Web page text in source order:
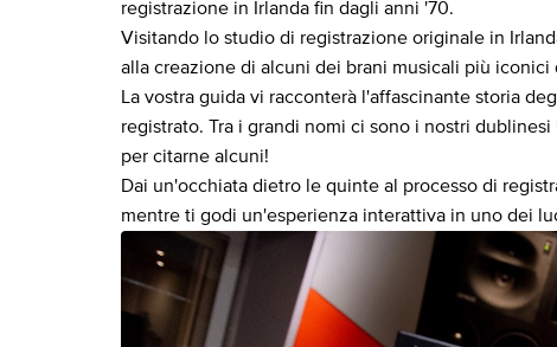
registrazione in Irlanda fin dagli anni '70.
Visitando lo studio di registrazione originale in
alla creazione di alcuni dei brani musicali più
La vostra guida vi racconterà l'affascinante storia
registrato. Tra i grandi nomi ci sono i nostri
per citarne alcuni!
Dai un'occhiata dietro le quinte al processo di
mentre ti godi un'esperienza interattiva in uno dei